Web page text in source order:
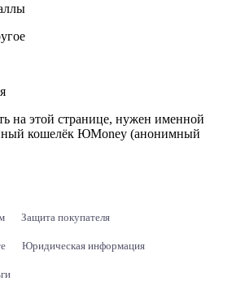
на этой странице, нужен именной
кошелёк ЮMoney (анонимный
Защита покупателя
Юридическая информация